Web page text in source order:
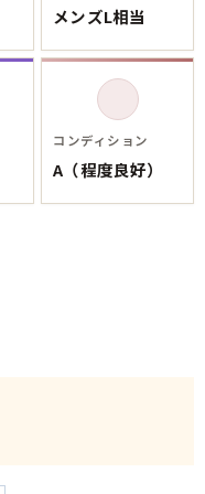
メンズL相当
コンディション
A（程度良好）